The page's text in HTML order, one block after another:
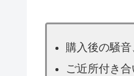
購入後の騒
ご近所付き